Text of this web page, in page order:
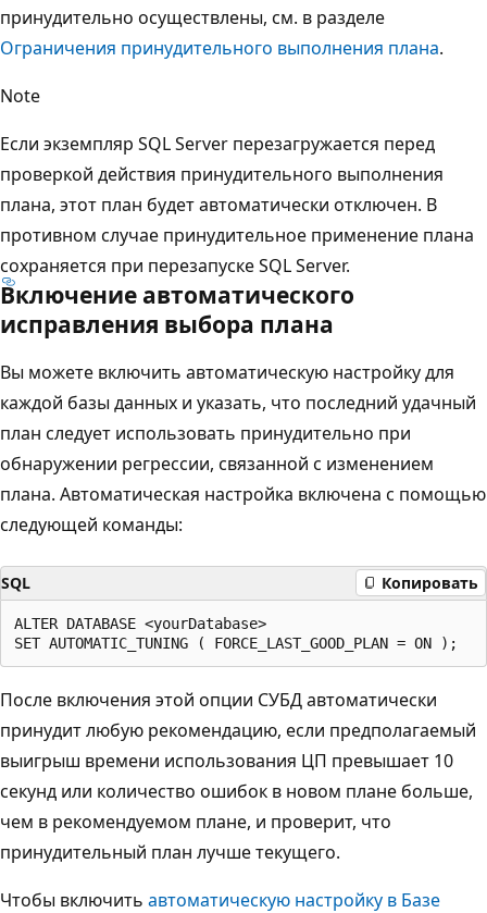
принудительно осуществлены, см. в разделе
Ограничения принудительного выполнения плана.
Note
Если экземпляр SQL Server перезагружается перед
проверкой действия принудительного выполнения
плана, этот план будет автоматически отключен. В
противном случае принудительное применение плана
сохраняется при перезапуске SQL Server.
Включение автоматического
исправления выбора плана
Вы можете включить автоматическую настройку для
каждой базы данных и указать, что последний удачный
план следует использовать принудительно при
обнаружении регрессии, связанной с изменением
плана. Автоматическая настройка включена с помощью
следующей команды:
SQL Копировать
ALTER DATABASE <yourDatabase>
После включения этой опции СУБД автоматически
принудит любую рекомендацию, если предполагаемый
выигрыш времени использования ЦП превышает 10
секунд или количество ошибок в новом плане больше,
чем в рекомендуемом плане, и проверит, что
принудительный план лучше текущего.
Чтобы включить автоматическую настройку в Базе